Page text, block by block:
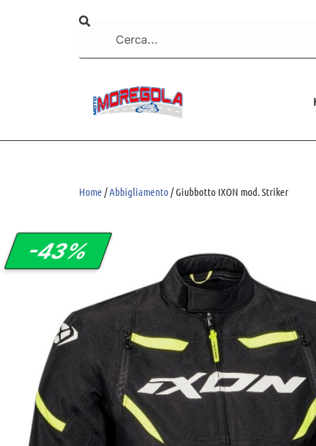
Home /Abbigliamento/ Giubbotto IXON mod. Striker
-43%